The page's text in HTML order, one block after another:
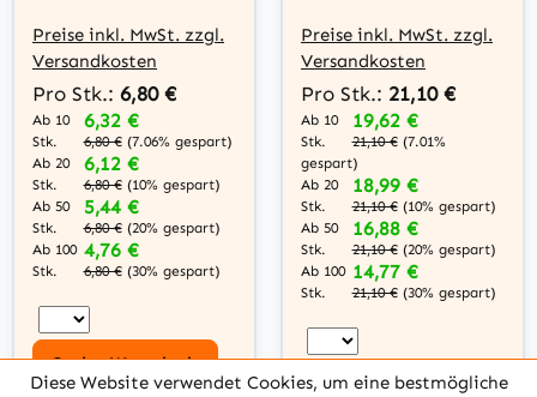
Batterie
Preise inkl. MwSt. zzgl.
Versandkosten
Pro Stk.: 6,80 €
Ab 10
Stk.
6,32 €
6,80 € (7.06% gespart)
Ab 20
Stk.
6,12 €
6,80 € (10% gespart)
Ab 50
Stk.
5,44 €
6,80 € (20% gespart)
Ab 100
Stk.
4,76 €
6,80 € (30% gespart)
In den Warenkorb
Preise inkl. MwSt. zzgl.
Versandkosten
Pro Stk.: 21,10 €
Ab 10
Stk.
19,62 €
21,10 € (7.01%
gespart)
Ab 20
Stk.
18,99 €
21,10 € (10% gespart)
Ab 50
Stk.
16,88 €
21,10 € (20% gespart)
Ab 100
Stk.
14,77 €
21,10 € (30% gespart)
In den Warenkorb
Diese Website verwendet Cookies, um eine bestmögliche